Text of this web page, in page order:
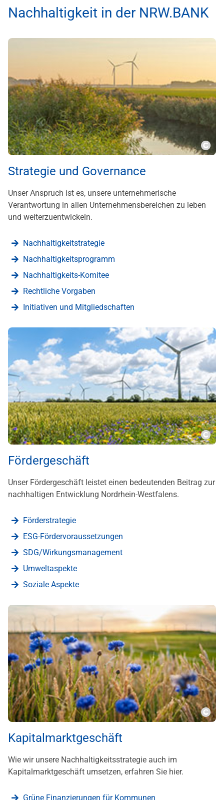
Nachhaltigkeit in der NRW.BANK
Strategie und Governance
Unser Anspruch ist es, unsere unternehmerische
Verantwortung in allen Unternehmensbereichen zu leben
und weiterzuentwickeln.
Nachhaltigkeitstrategie
Nachhaltigkeitsprogramm
Nachhaltigkeits-Komitee
Rechtliche Vorgaben
Initiativen und Mitgliedschaften
Fördergeschäft
Unser Fördergeschäft leistet einen bedeutenden Beitrag zur
nachhaltigen Entwicklung Nordrhein-Westfalens.
Förderstrategie
ESG-Fördervoraussetzungen
SDG/Wirkungsmanagement
Umweltaspekte
Soziale Aspekte
Kapitalmarktgeschäft
Wie wir unsere Nachhaltigkeitsstrategie auch im
Kapitalmarktgeschäft umsetzen, erfahren Sie hier.
Grüne Finanzierungen für Kommunen